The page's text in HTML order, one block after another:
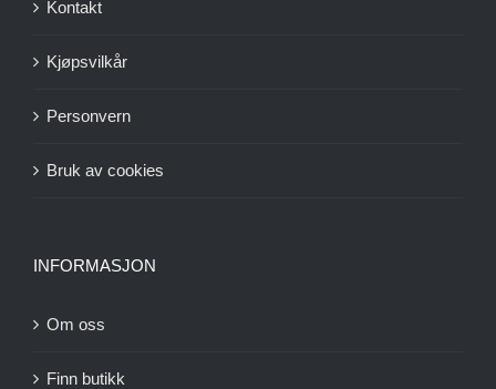
Kontakt
Kjøpsvilkår
Personvern
Bruk av cookies
INFORMASJON
Om oss
Finn butikk